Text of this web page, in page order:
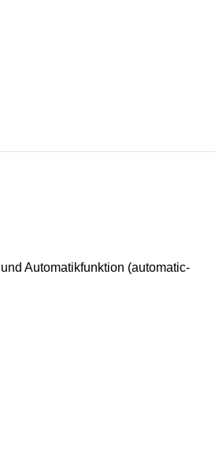
Automatikfunktion (automatic-